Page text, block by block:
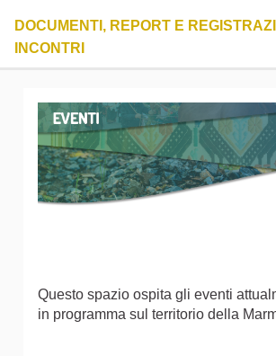
DOCUMENTI, REPORT E
INCONTRI
Questo spazio ospita gli eventi
in programma sul territorio della